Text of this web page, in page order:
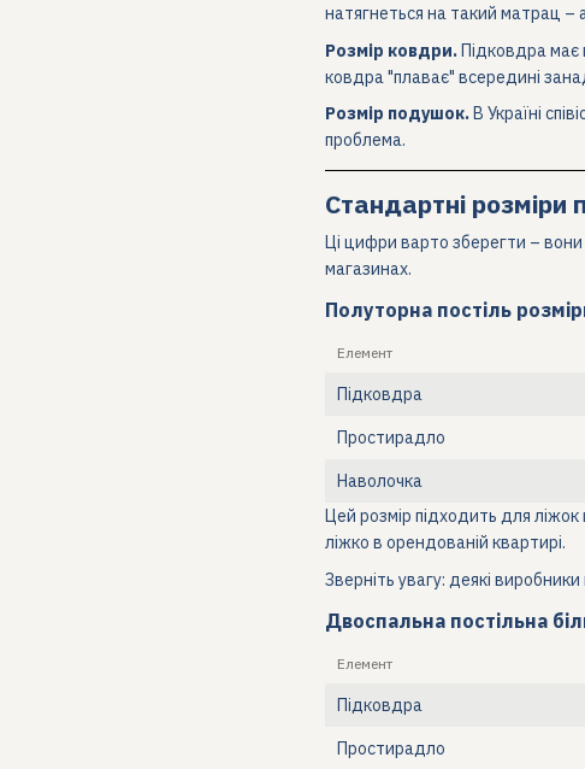
натягнеться на такий матрац –
Розмір ковдри.Підковдра має
ковдра "плаває" всередині
Розмір подушок.В Україні
проблема.
Стандартні розміри
Ці цифри варто зберегти – вони
магазинах.
Полуторна постіль
Елемент
Підковдра
Простирадло
Наволочка
Цей розмір підходить для
ліжко в орендованій квартирі.
Зверніть увагу: деякі
Двоспальна постільна
Елемент
Підковдра
Простирадло